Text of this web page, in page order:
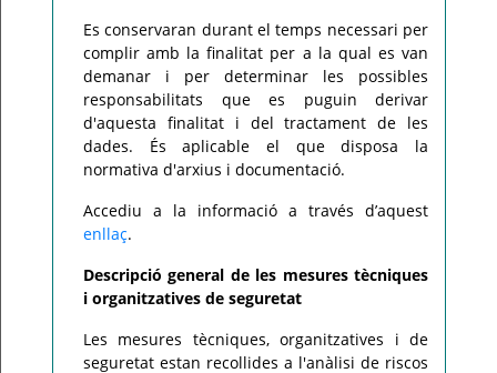
Es conservaran durant el temps necessari per
complir amb la finalitat per a la qual es van
demanar i per determinar les possibles
responsabilitats que es puguin derivar
d'aquesta finalitat i del tractament de les
dades. És aplicable el que disposa la
normativa d'arxius i documentació.
Accediu a la informació a través d’aquest
enllaç.
Descripció general de les mesures tècniques
i organitzatives de seguretat
Les mesures tècniques, organitzatives i de
seguretat estan recollides a l'anàlisi de riscos